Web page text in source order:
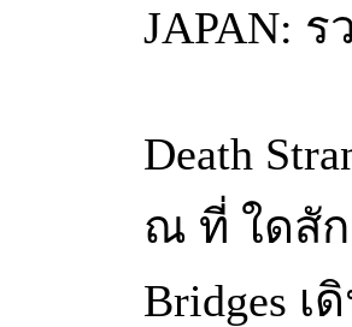
JAPAN:
Death
ณ ที่ ใดสัก
Bridges